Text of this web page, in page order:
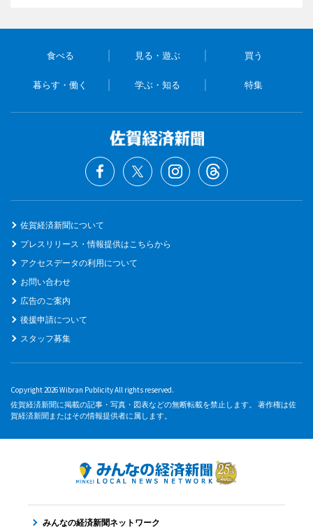
食べる 見る・遊ぶ 買う
暮らす・働く 学ぶ・知る 特集
佐賀経済新聞について
プレスリリース・情報提供はこちらから
アクセスデータの利用について
お問い合わせ
広告のご案内
後援申請について
スタッフ募集
Copyright 2026 Wibran Publicity All rights reserved.
佐賀経済新聞に掲載の記事・写真・図表などの無断転載を禁止します。 著作権は佐
賀経済新聞またはその情報提供者に属します。
みんなの経済新聞ネットワーク